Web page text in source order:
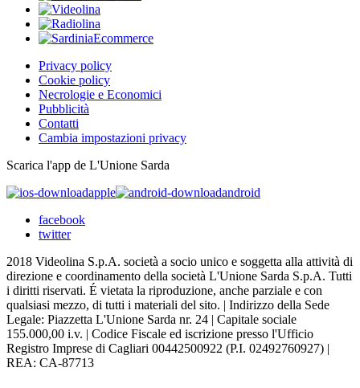
Privacy policy
Cookie policy
Necrologie e Economici
Pubblicità
Contatti
Cambia impostazioni privacy
Scarica l'app de L'Unione Sarda
apple
android
facebook
twitter
2018 Videolina S.p.A. società a socio unico e soggetta alla attività di
direzione e coordinamento della società L'Unione Sarda S.p.A. Tutti
i diritti riservati. É vietata la riproduzione, anche parziale e con
qualsiasi mezzo, di tutti i materiali del sito. | Indirizzo della Sede
Legale: Piazzetta L'Unione Sarda nr. 24 | Capitale sociale
155.000,00 i.v. | Codice Fiscale ed iscrizione presso l'Ufficio
Registro Imprese di Cagliari 00442500922 (P.I. 02492760927) |
REA: CA-87713